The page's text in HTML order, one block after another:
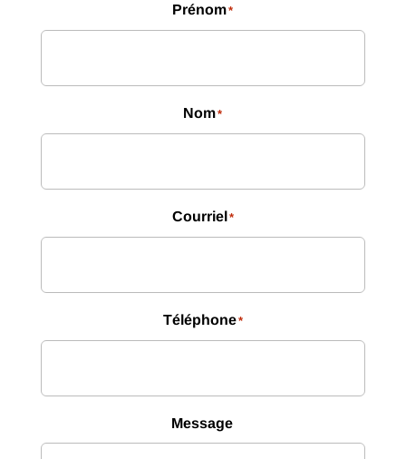
Prénom*
Nom*
Courriel*
Téléphone*
Message